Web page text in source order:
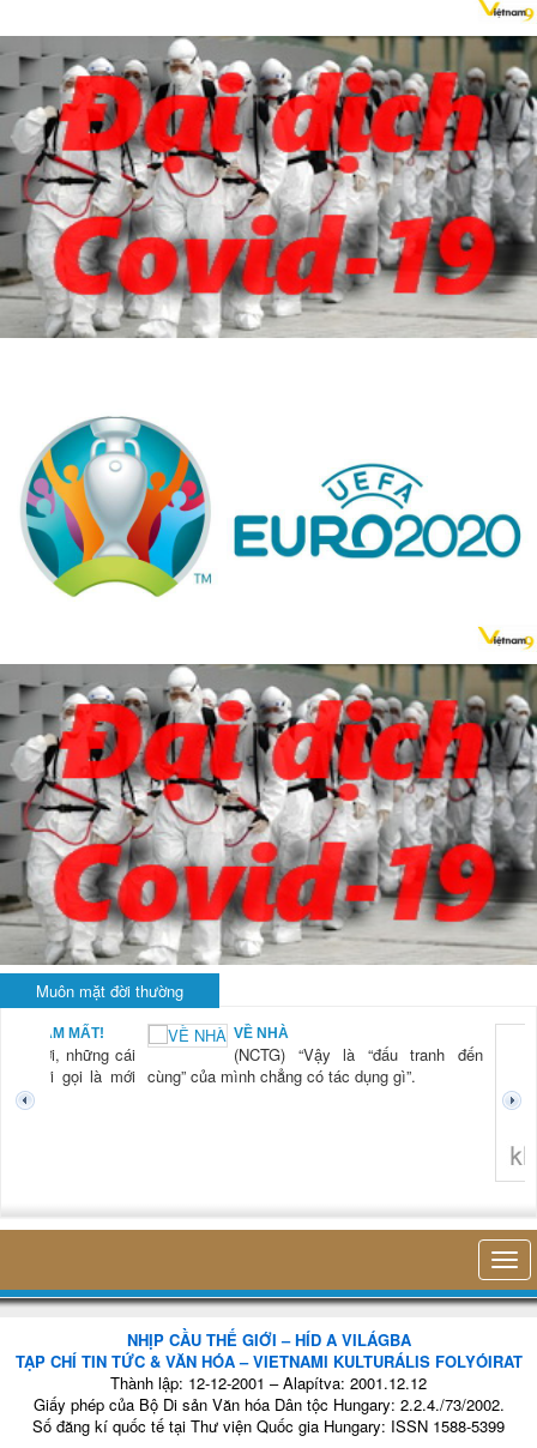
Muôn mặt đời thường
cái
là mới
VỀ NHÀ
(NCTG) “Vậy là “đấu tranh đến
cùng” của mình chẳng có tác dụng gì”.
NHỊP CẦU THẾ GIỚI – HÍD A VILÁGBA
TẠP CHÍ TIN TỨC & VĂN HÓA – VIETNAMI KULTURÁLIS FOLYÓIRAT
Thành lập: 12-12-2001 – Alapítva: 2001.12.12
Giấy phép của Bộ Di sản Văn hóa Dân tộc Hungary: 2.2.4./73/2002.
Số đăng kí quốc tế tại Thư viện Quốc gia Hungary: ISSN 1588-5399